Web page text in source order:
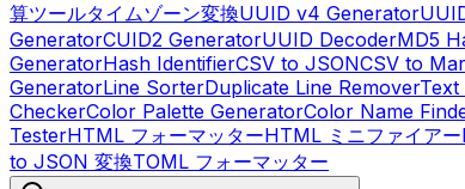
算ツールタイムゾーン変換UUID v4 Generator
GeneratorCUID2 GeneratorUUID DecoderMD5
GeneratorHash IdentifierCSV to JSONCSV to
GeneratorLine SorterDuplicate Line RemoverText
CheckerColor Palette GeneratorColor Name
TesterHTML フォーマッターHTML ミニファイアー
to JSON 変換TOML フォーマッター